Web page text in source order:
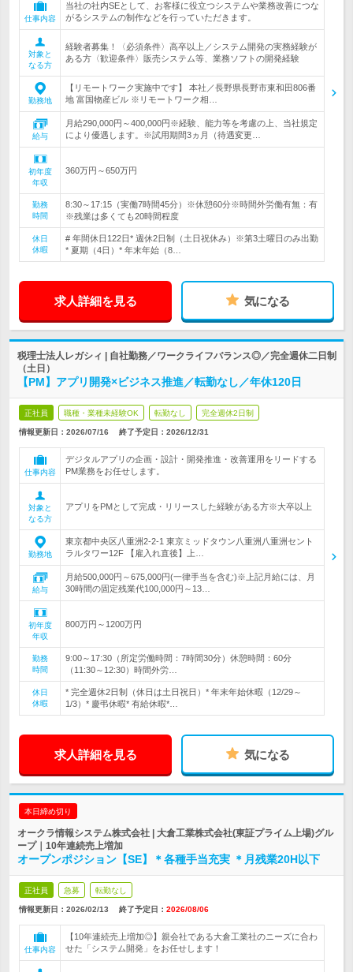
仕事内容
当社の社内SEとして、お客様に役立つシステムや業務改善につな
がるシステムの制作などを行っていただきます。
対象と
なる方
経験者募集！〈必須条件〉高卒以上／システム開発の実務経験が
ある方〈歓迎条件〉販売システム等、業務ソフトの開発経験
勤務地
【リモートワーク実施中です】 本社／長野県長野市東和田806番
地 富国物産ビル ※リモートワーク相…
給与
月給290,000円～400,000円※経験、能力等を考慮の上、当社規定
により優遇します。※試用期間3ヵ月（待遇変更…
初年度
年収
360万円～650万円
勤務
時間
8:30～17:15（実働7時間45分）※休憩60分※時間外労働有無：有
※残業は多くても20時間程度
休日
休暇
# 年間休日122日* 週休2日制（土日祝休み）※第3土曜日のみ出勤
* 夏期（4日）* 年末年始（8…
求人詳細を見る 気になる
税理士法人レガシィ | 自社勤務／ワークライフバランス◎／完全週休二日制
（土日）
【PM】アプリ開発×ビジネス推進／転勤なし／年休120日
正社員 職種・業種未経験OK 転勤なし 完全週休2日制
情報更新日：2026/07/16 終了予定日： 2026/12/31
仕事内容
デジタルアプリの企画・設計・開発推進・改善運用をリードする
PM業務をお任せします。
対象と
なる方
アプリをPMとして完成・リリースした経験がある方※大卒以上
勤務地
東京都中央区八重洲2-2-1 東京ミッドタウン八重洲八重洲セント
ラルタワー12F 【雇入れ直後】上…
給与
月給500,000円～675,000円(一律手当を含む)※上記月給には、月
30時間の固定残業代100,000円～13…
初年度
年収
800万円～1200万円
勤務
時間
9:00～17:30（所定労働時間：7時間30分）休憩時間：60分
（11:30～12:30）時間外労…
休日
休暇
* 完全週休2日制（休日は土日祝日）* 年末年始休暇（12/29～
1/3）* 慶弔休暇* 有給休暇*…
求人詳細を見る 気になる
本日締め切り
オークラ情報システム株式会社 | 大倉工業株式会社(東証プライム上場)グル
ープ｜10年連続売上増加
オープンポジション【SE】＊各種手当充実 ＊月残業20H以下
正社員 急募 転勤なし
情報更新日：2026/02/13 終了予定日： 2026/08/06
仕事内容
【10年連続売上増加◎】親会社である大倉工業社のニーズに合わ
せた「システム開発」をお任せします！